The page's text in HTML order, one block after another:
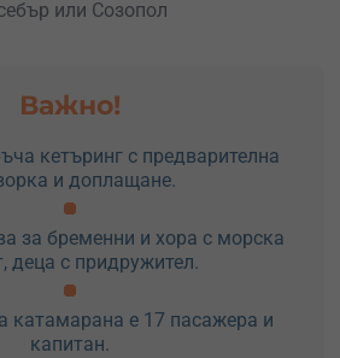
или Созопол
Важно!
кетъринг с предварителна
и доплащане.
за бременни и хора с морска
деца с придружител.
катамарана е 17 пасажера и
капитан.